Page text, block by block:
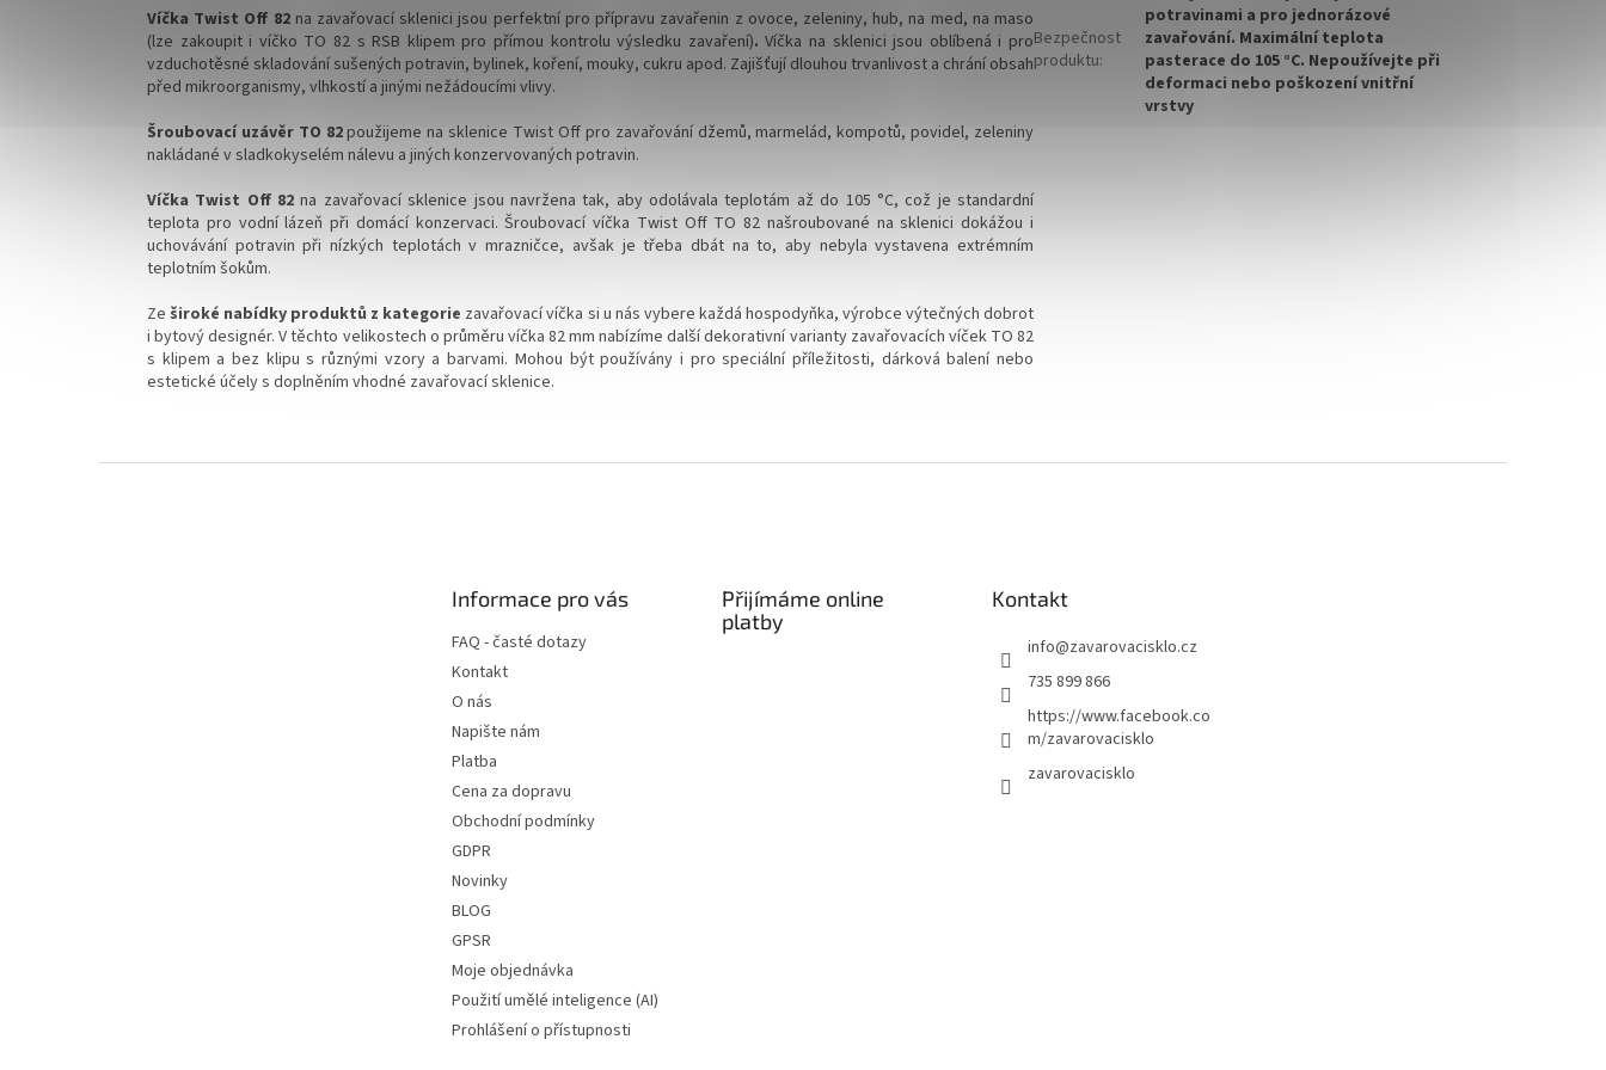
Víčka Twist Off 82na zavařovací sklenici jsou perfektní pro přípravu zavařenin z ovoce, zeleniny, hub, na med, na maso
(lze zakoupit i víčko TO 82 s RSB klipem pro přímou kontrolu výsledku zavaření). Víčka na sklenici jsou oblíbená i pro
vzduchotěsné skladování sušených potravin, bylinek, koření, mouky, cukru apod. Zajišťují dlouhou trvanlivost a chrání obsah
před mikroorganismy, vlhkostí a jinými nežádoucími vlivy.
Šroubovací uzávěr TO 82použijeme na sklenice Twist Off pro zavařování džemů, marmelád, kompotů, povidel, zeleniny
nakládané v sladkokyselém nálevu a jiných konzervovaných potravin.
Víčka Twist Off 82 na zavařovací sklenice jsou navržena tak, aby odolávala teplotám až do 105 °C, což je standardní
teplota pro vodní lázeň při domácí konzervaci.Šroubovací víčka Twist Off TO 82 našroubované na sklenici dokážou i
uchovávání potravin při nízkých teplotách v mrazničce, avšak je třeba dbát na to, aby nebyla vystavena extrémním
teplotním šokům.
Ze široké nabídky produktů z kategorie zavařovací víčka si u nás vybere každá hospodyňka, výrobce výtečných dobrot
i bytový designér.V těchto velikostech o průměru víčka 82 mm nabízíme další dekorativní varianty zavařovacích víček TO 82
s klipem a bez klipu s různými vzory a barvami. Mohou být používány i pro speciální příležitosti, dárková balení nebo
estetické účely s doplněním vhodné zavařovací sklenice.
Bezpečnost
produktu:
potravinami a pro jednorázové
zavařování. Maximální teplota
pasterace do 105 °C. Nepoužívejte při
deformaci nebo poškození vnitřní
vrstvy
Informace pro vás
FAQ - časté dotazy
Kontakt
O nás
Napište nám
Platba
Cena za dopravu
Obchodní podmínky
GDPR
Novinky
BLOG
GPSR
Moje objednávka
Použití umělé inteligence (AI)
Prohlášení o přístupnosti
Přijímáme online
platby
Kontakt
info@zavarovacisklo.cz
735 899 866
https://www.facebook.co
m/zavarovacisklo
zavarovacisklo